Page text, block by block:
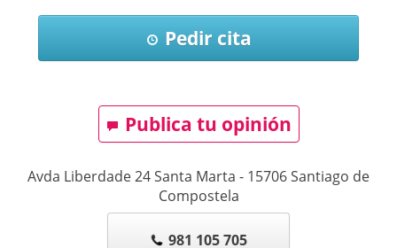
Pedir cita
Publica tu opinión
Avda Liberdade 24 Santa Marta - 15706Santiago de
Compostela
981 105 705